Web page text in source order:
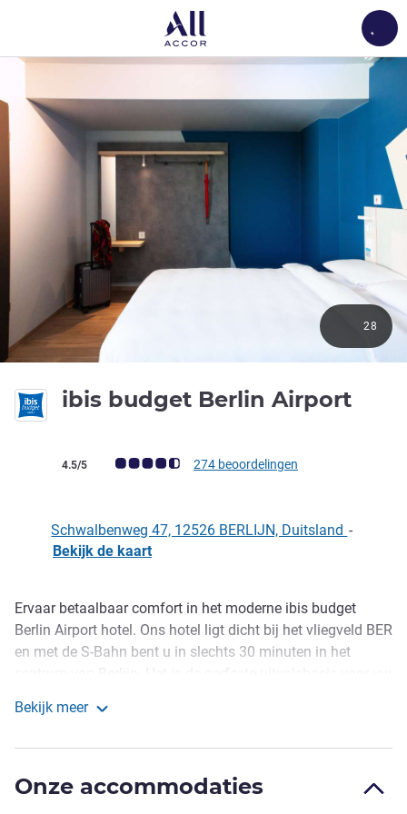
ibis budget Berlin Airport2,5
Avis-klantbeoordeling (ALL beoordeling)
4.5/5 274 beoordelingen
28
Schwalbenweg 47, 12526 BERLIJN, Duitsland -
Bekijk de kaart
Omschrijving
Ervaar betaalbaar comfort in het moderne ibis budget
Berlin Airport hotel. Ons hotel ligt dicht bij het vliegveld BER
en met de S-Bahn bent u in slechts 30 minuten in het
nieuwe energie op met ons uitgebreide ontbijtbuffet.
Voel u thuis bij het onlangs geopende ibis Budget Berlin
Airport met snelle WiFi, een evenwichtig ontbijtbuffet, een
grote parkeerplaats buiten en een minimarkt. Alle kamers
Bekijk meer
Onze accommodaties